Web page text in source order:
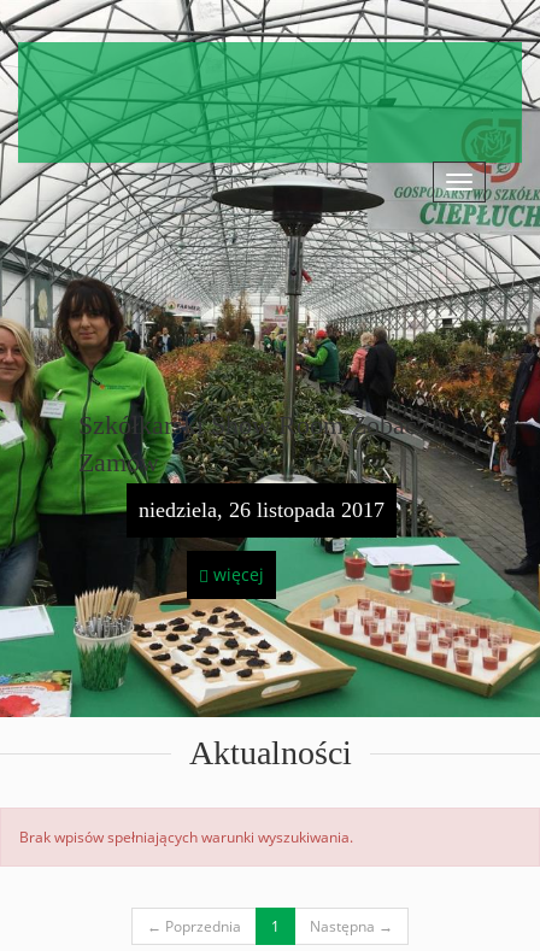
Nawigacja
Szkółkarski Show Room Zobacz i
Zamów
niedziela, 26 listopada 2017
więcej
Aktualności
Brak wpisów spełniających warunki wyszukiwania.
← Poprzednia 1 (current)Następna →